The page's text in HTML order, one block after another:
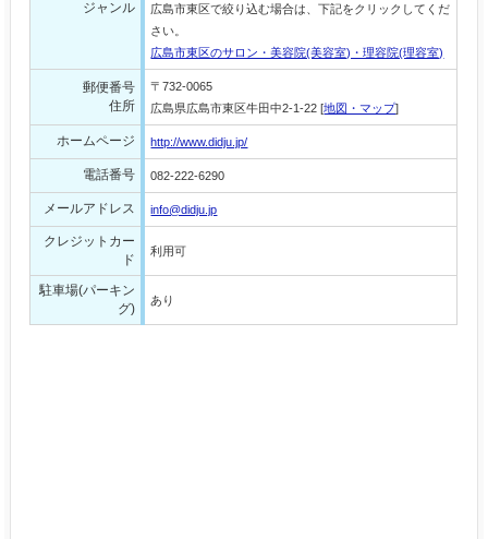
ジャンル
広島市東区で絞り込む場合は、下記をクリックしてくだ
さい。
広島市東区のサロン・美容院(美容室)・理容院(理容室)
郵便番号
住所
〒732-0065
広島県広島市東区牛田中2-1-22 [地図・マップ]
ホームページ http://www.didju.jp/
電話番号 082-222-6290
メールアドレス info@didju.jp
クレジットカー
ド
利用可
駐車場(パーキン
グ)
あり